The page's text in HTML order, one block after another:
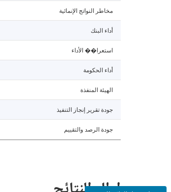
مخاطر النواتج الإنمائية
أداء البنك
استعرا�� الأداء
أداء الحكومة
الهيئة المنفذة
جودة تقرير إنجاز التنفيذ
جودة الرصد والتقييم